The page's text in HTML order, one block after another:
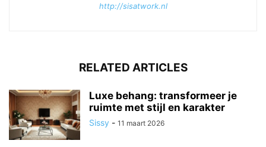
http://sisatwork.nl
RELATED ARTICLES
Luxe behang: transformeer je
ruimte met stijl en karakter
Sissy - 11 maart 2026